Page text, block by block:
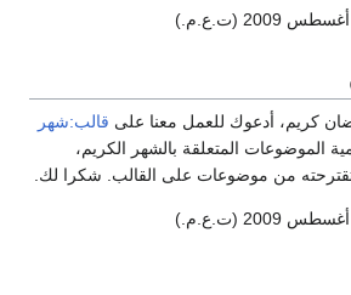
أدعوك للعمل معنا على قالب:شهر
المتعلقة بالشهر الكريم،
من موضوعات على القالب. شكرا لك.